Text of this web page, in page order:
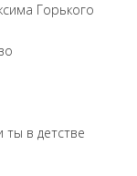
Горького
ты в детстве